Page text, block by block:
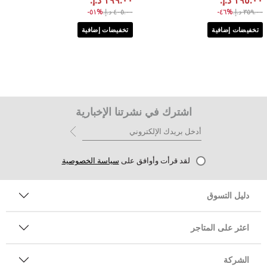
Price reduced from
٣٥٩.٠٠ د.إ.‏ to ١٩٥.٠٠ د.إ.‏
%٤٦-
تخفيضات إضافية
Price reduced from
٤٠٥.٠٠ د.إ.‏ to ١٩٩.٠٠ د.إ.‏
%٥١-
تخفيضات إضافية
اشترك في نشرتنا الإخبارية
لقد قرأت وأوافق على سياسة الخصوصية
دليل التسوق
اعثر على المتاجر
الشركة